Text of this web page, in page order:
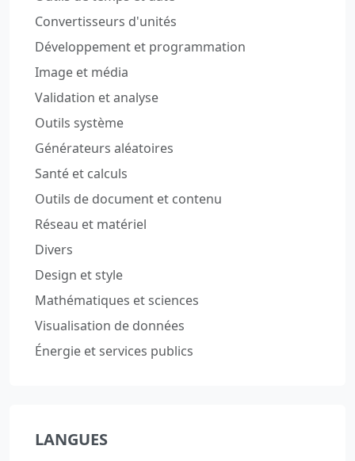
Convertisseurs d'unités
Développement et programmation
Image et média
Validation et analyse
Outils système
Générateurs aléatoires
Santé et calculs
Outils de document et contenu
Réseau et matériel
Divers
Design et style
Mathématiques et sciences
Visualisation de données
Énergie et services publics
LANGUES